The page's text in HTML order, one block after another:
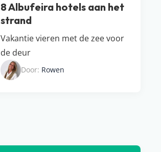
8 Albufeira hotels aan het
strand
Vakantie vieren met de zee voor
de deur
Door: Rowen